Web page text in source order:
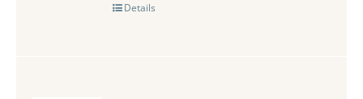
Details